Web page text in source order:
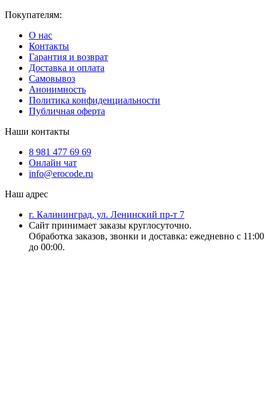
Покупателям:
О нас
Контакты
Гарантия и возврат
Доставка и оплата
Самовывоз
Анонимность
Политика конфиденциальности
Публичная оферта
Наши контакты
8 981 477 69 69
Онлайн чат
info@erocode.ru
Наш адрес
г. Калининград, ул. Ленинский пр-т 7
Сайт принимает заказы круглосуточно.
Обработка заказов, звонки и доставка: ежедневно с 11:00
до 00:00.